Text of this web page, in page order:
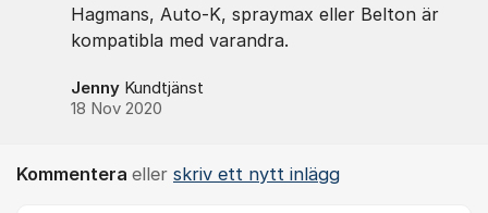
Hagmans, Auto-K, spraymax eller Belton är
kompatibla med varandra.
Jenny Kundtjänst
18 Nov 2020
Kommentera eller skriv ett nytt inlägg